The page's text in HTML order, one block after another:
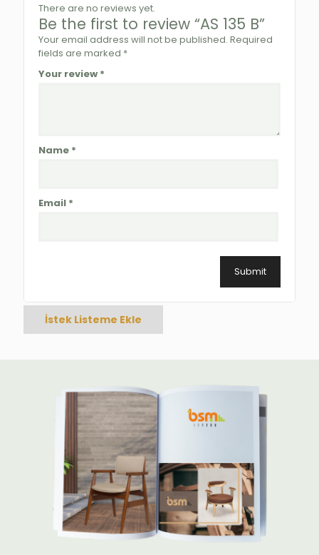
There are no reviews yet.
Be the first to review “AS 135 B”
Your email address will not be published. Required
fields are marked *
Your review *
Name *
Email *
İstek Listeme Ekle